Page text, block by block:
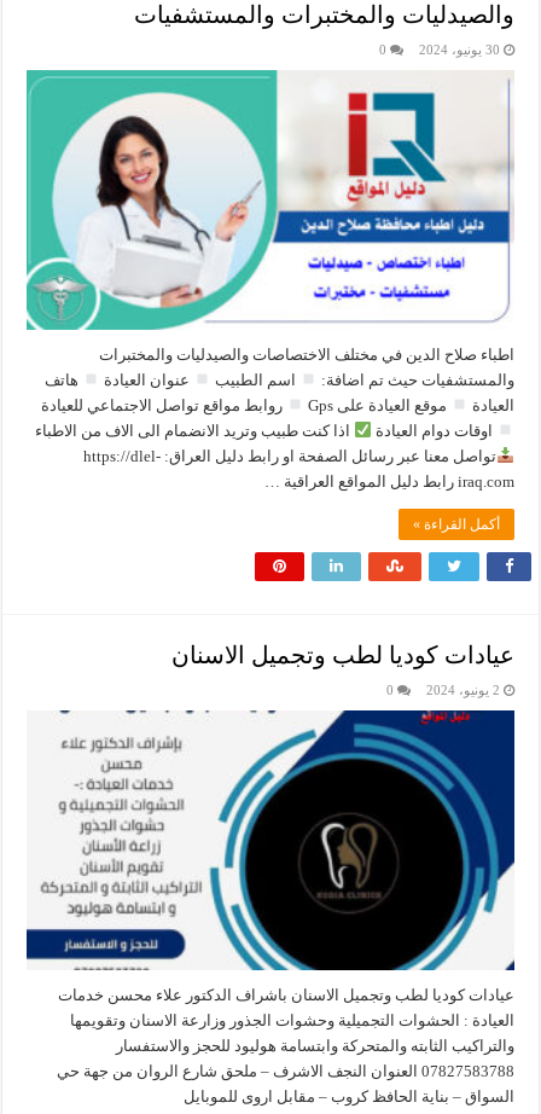
والصيدليات والمختبرات والمستشفيات
30 يونيو، 2024 0
اطباء صلاح الدين في مختلف الاختصاصات والصيدليات والمختبرات
والمستشفيات حيث تم اضافة:
اسم الطبيب عنوان العيادة
هاتف
العيادة
موقع العيادة على Gps
روابط مواقع تواصل الاجتماعي للعيادة
اوقات دوام العيادة
اذا كنت طبيب وتريد الانضمام الى الاف من الاطباء
تواصل معنا عبر رسائل الصفحة او رابط دليل العراق: ‏https://dlel-
iraq.com رابط دليل المواقع العراقية …
أكمل القراءة »
عيادات كوديا لطب وتجميل الاسنان
2 يونيو، 2024 0
عيادات كوديا لطب وتجميل الاسنان باشراف الدكتور علاء محسن خدمات
العيادة : الحشوات التجميلية وحشوات الجذور وزارعة الاسنان وتقويمها
والتراكيب الثابته والمتحركة وابتسامة هوليود للحجز والاستفسار
07827583788 العنوان النجف الاشرف – ملحق شارع الروان من جهة حي
السواق – بناية الحافظ كروب – مقابل اروى للموبايل